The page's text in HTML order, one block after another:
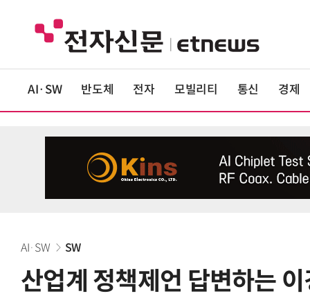
AI·SW 반도체 전자 모빌리티 통신 경제
AI·SW SW
산업계 정책제언 답변하는